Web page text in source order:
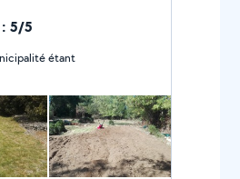
évaluer ensemble
: 5/5
étant